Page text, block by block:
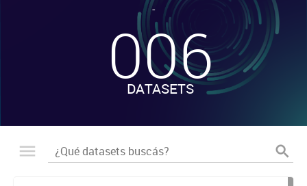
-
006
DATASETS